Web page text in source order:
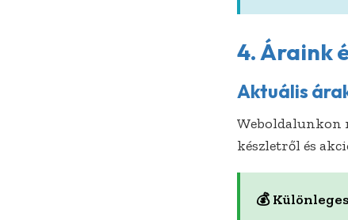
4. Áraink
Aktuális
készletről és
💰